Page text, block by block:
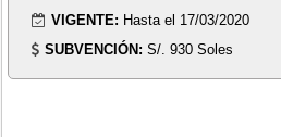
VIGENTE: Hasta el 17/03/2020
SUBVENCIÓN: S/. 930 Soles